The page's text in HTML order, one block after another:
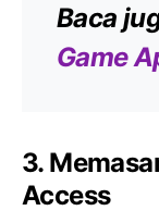
Baca
Game
3.
Access